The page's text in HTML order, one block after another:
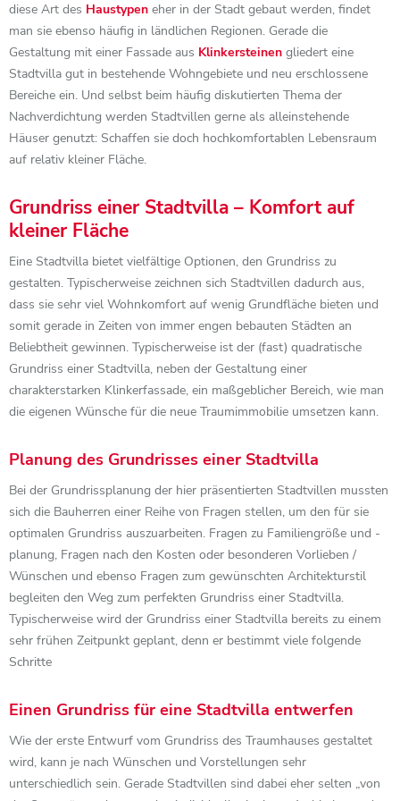
diese Art des Haustypen eher in der Stadt gebaut werden, findet
man sie ebenso häufig in ländlichen Regionen. Gerade die
Gestaltung mit einer Fassade aus Klinkersteinen gliedert eine
Stadtvilla gut in bestehende Wohngebiete und neu erschlossene
Bereiche ein. Und selbst beim häufig diskutierten Thema der
Nachverdichtung werden Stadtvillen gerne als alleinstehende
Häuser genutzt: Schaffen sie doch hochkomfortablen Lebensraum
auf relativ kleiner Fläche.
Grundriss einer Stadtvilla – Komfort auf
kleiner Fläche
Eine Stadtvilla bietet vielfältige Optionen, den Grundriss zu
gestalten. Typischerweise zeichnen sich Stadtvillen dadurch aus,
dass sie sehr viel Wohnkomfort auf wenig Grundfläche bieten und
somit gerade in Zeiten von immer engen bebauten Städten an
Beliebtheit gewinnen. Typischerweise ist der (fast) quadratische
Grundriss einer Stadtvilla, neben der Gestaltung einer
charakterstarken Klinkerfassade, ein maßgeblicher Bereich, wie man
die eigenen Wünsche für die neue Traumimmobilie umsetzen kann.
Planung des Grundrisses einer Stadtvilla
Bei der Grundrissplanung der hier präsentierten Stadtvillen mussten
sich die Bauherren einer Reihe von Fragen stellen, um den für sie
optimalen Grundriss auszuarbeiten. Fragen zu Familiengröße und -
planung, Fragen nach den Kosten oder besonderen Vorlieben /
Wünschen und ebenso Fragen zum gewünschten Architekturstil
begleiten den Weg zum perfekten Grundriss einer Stadtvilla.
Typischerweise wird der Grundriss einer Stadtvilla bereits zu einem
sehr frühen Zeitpunkt geplant, denn er bestimmt viele folgende
Schritte
Einen Grundriss für eine Stadtvilla entwerfen
Wie der erste Entwurf vom Grundriss des Traumhauses gestaltet
wird, kann je nach Wünschen und Vorstellungen sehr
unterschiedlich sein. Gerade Stadtvillen sind dabei eher selten „von